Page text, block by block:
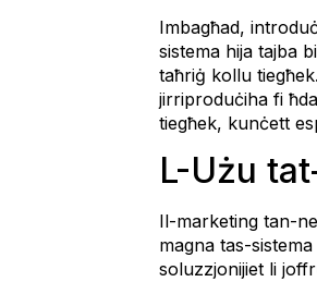
Imbagħad,
sistema hija tajba
taħriġ kollu
jirriproduċiha fi
tiegħek, kunċett
L-Użu
Il-marketing tan-
magna tas-
soluzzjonijiet li